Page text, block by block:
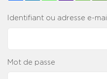
Identifiant ou adresse e-mail
Mot de passe